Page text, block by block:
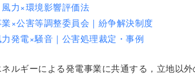
力×環境影響評価法
×公害等調整委員会｜紛争解決制度
発電×騒音｜公害処理裁定・事例
ルギーによる発電事業に共通する，立地以